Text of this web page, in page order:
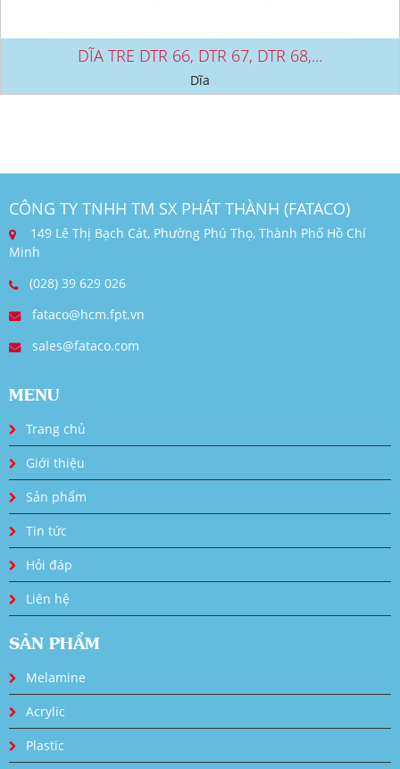
DĨA TRE DTR 66, DTR 67, DTR 68,...
Dĩa
CÔNG TY TNHH TM SX PHÁT THÀNH (FATACO)
149 Lê Thị Bạch Cát, Phường Phú Thọ, Thành Phố Hồ Chí
Minh
(028) 39 629 026
fataco@hcm.fpt.vn
sales@fataco.com
MENU
Trang chủ
Giới thiệu
Sản phẩm
Tin tức
Hỏi đáp
Liên hệ
SẢN PHẨM
Melamine
Acrylic
Plastic